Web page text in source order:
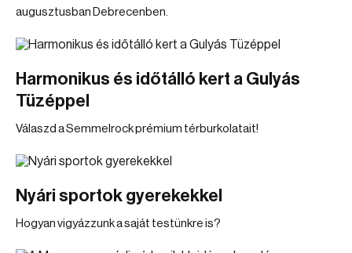
augusztusban Debrecenben.
Harmonikus és időtálló kert a Gulyás
Tüzéppel
Válaszd a Semmelrock prémium térburkolatait!
Nyári sportok gyerekekkel
Hogyan vigyázzunk a saját testünkre is?